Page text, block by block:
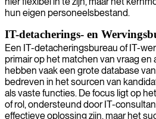
hun eigen personeelsbestand.
IT-detacherings- en
Een IT-detacheringsbureau of IT-
primair op het matchen van vraag en
hebben vaak een grote database
bedreven in het sourcen van
als vaste functies. De focus ligt op
of rol, ondersteund door IT-
effectieve oplossing zijn, maar het